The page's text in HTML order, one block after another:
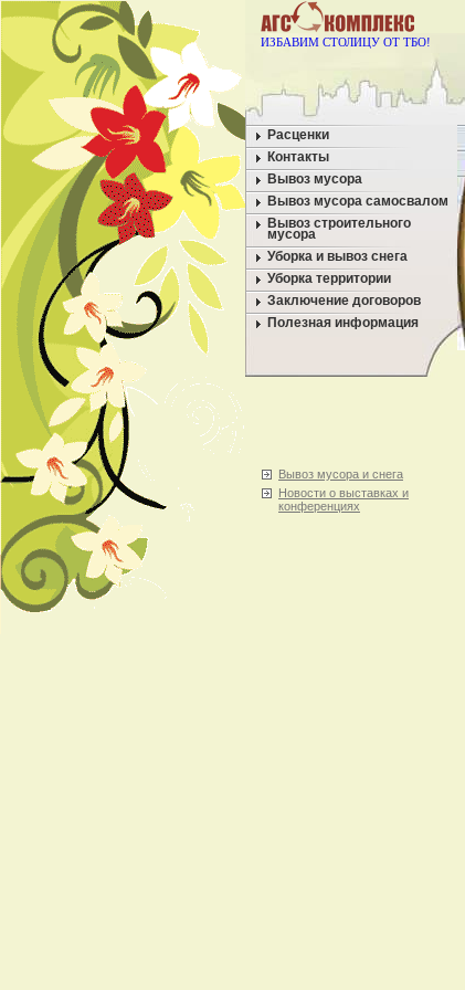
ИЗБАВИМ СТОЛИЦУ ОТ ТБО!
Расценки
Контакты
Вывоз мусора
Вывоз мусора самосвалом
Вывоз строительного
мусора
Уборка и вывоз снега
Уборка территории
Заключение договоров
Полезная информация
Вывоз мусора и снега
Новости о выставках и
конференциях